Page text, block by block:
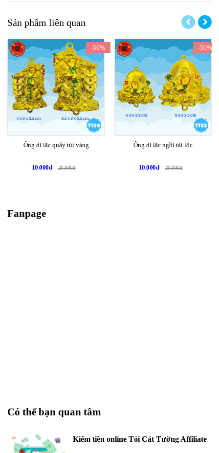
Sản phẩm liên quan
-50%
Ông di lặc quẩy túi vàng
10.000đ 20.000đ
-50%
Ông di lặc ngồi tài lộc
10.000đ 20.000đ
Fanpage
Có thể bạn quan tâm
Kiếm tiền online Tỏi Cát Tường Affiliate